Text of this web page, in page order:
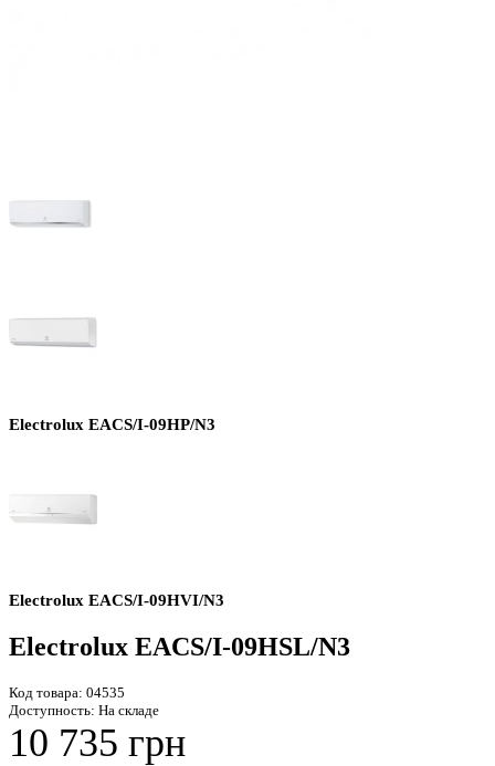
Electrolux EACS/I-09HP/N3
Electrolux EACS/I-09HVI/N3
Electrolux EACS/I-09HSL/N3
Код товара: 04535
Доступность: На складе
10 735 грн